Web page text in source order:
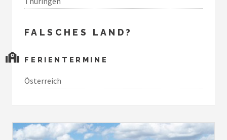
FALSCHES LAND?
FERIENTERMINE
Österreich